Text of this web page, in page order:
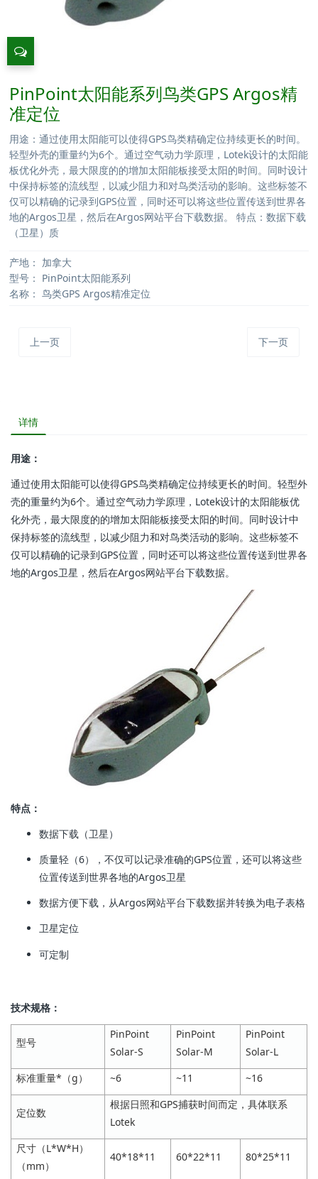
PinPoint太阳能系列鸟类GPS Argos精
准定位
用途：通过使用太阳能可以使得GPS鸟类精确定位持续更长的时间。
轻型外壳的重量约为6个。通过空气动力学原理，Lotek设计的太阳能
板优化外壳，最大限度的的增加太阳能板接受太阳的时间。同时设计
中保持标签的流线型，以减少阻力和对鸟类活动的影响。这些标签不
仅可以精确的记录到GPS位置，同时还可以将这些位置传送到世界各
地的Argos卫星，然后在Argos网站平台下载数据。 特点：数据下载
（卫星）质
产地： 加拿大
型号： PinPoint太阳能系列
名称： 鸟类GPS Argos精准定位
上一页 下一页
详情
用途：
通过使用太阳能可以使得GPS鸟类精确定位持续更长的时间。轻型外
壳的重量约为6个。通过空气动力学原理，Lotek设计的太阳能板优
化外壳，最大限度的的增加太阳能板接受太阳的时间。同时设计中
保持标签的流线型，以减少阻力和对鸟类活动的影响。这些标签不
仅可以精确的记录到GPS位置，同时还可以将这些位置传送到世界各
地的Argos卫星，然后在Argos网站平台下载数据。
特点：
数据下载（卫星）
质量轻（6），不仅可以记录准确的GPS位置，还可以将这些
位置传送到世界各地的Argos卫星
数据方便下载，从Argos网站平台下载数据并转换为电子表格
卫星定位
可定制
技术规格：
型号
PinPoint
Solar-S
PinPoint
Solar-M
PinPoint
Solar-L
标准重量*（g）
~6 ~11 ~16
定位数
根据日照和GPS捕获时间而定，具体联系
Lotek
尺寸（L*W*H）
（mm）
40*18*11 60*22*11 80*25*11